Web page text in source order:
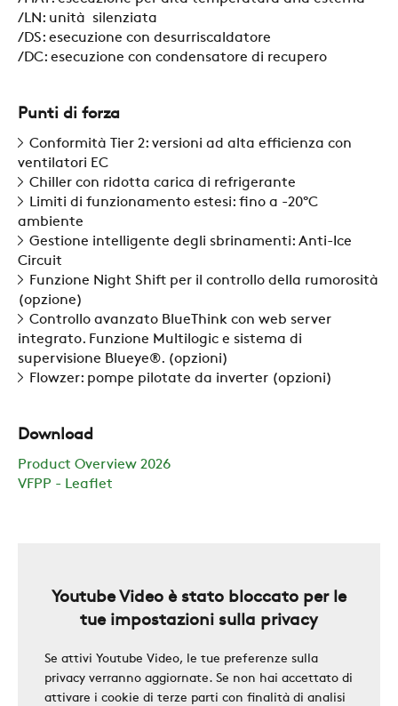
NEWS
ZERO
CAREER
/LN: unità silenziata
/DS: esecuzione con desurriscaldatore
/DC: esecuzione con condensatore di recupero
Punti di forza
Conformità Tier 2: versioni ad alta efficienza con
ventilatori EC
Chiller con ridotta carica di refrigerante
Limiti di funzionamento estesi: fino a -20°C
ambiente
Gestione intelligente degli sbrinamenti: Anti-Ice
Circuit
Funzione Night Shift per il controllo della rumorosità
(opzione)
Controllo avanzato BlueThink con web server
integrato. Funzione Multilogic e sistema di
supervisione Blueye®. (opzioni)
Flowzer: pompe pilotate da inverter (opzioni)
Download
Product Overview 2026
VFPP - Leaflet
Youtube Video è stato bloccato per le
tue impostazioni sulla privacy
Se attivi Youtube Video, le tue preferenze sulla
privacy verranno aggiornate. Se non hai accettato di
attivare i cookie di terze parti con finalità di analisi